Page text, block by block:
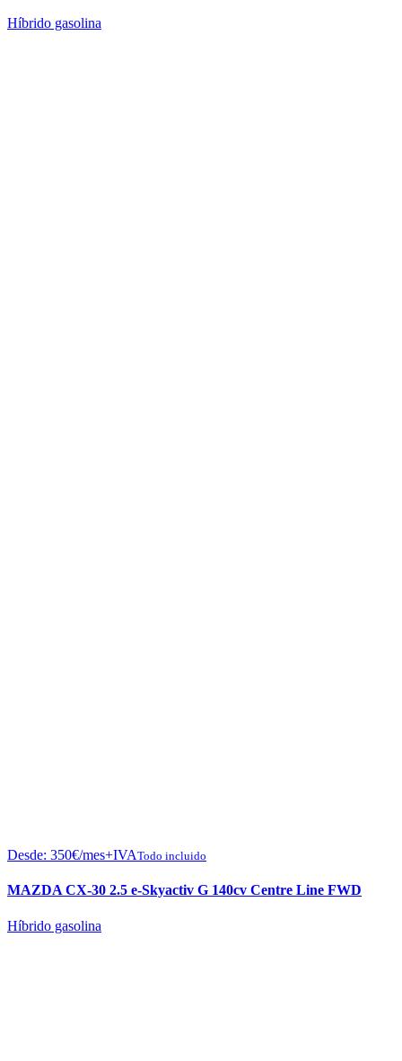
Híbrido gasolina
Desde: 350€/mes+IVATodo incluido
MAZDA CX-30 2.5 e-Skyactiv G 140cv Centre Line FWD
Híbrido gasolina